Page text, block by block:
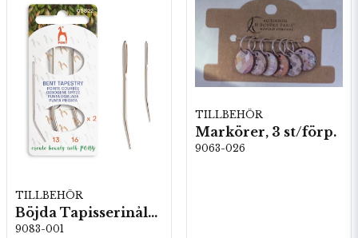
TILLBEHÖR
Böjda Tapisserinålar, Stl: 13 & 16, 5 kartor/fp. (05822)
9083-001
TILLBEHÖR
Markörer, 3 st/förp.
9063-026